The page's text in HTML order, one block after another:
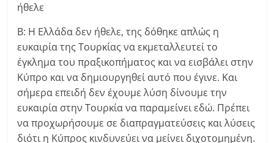
ήθελε
Β: Η Ελλάδα δεν ήθελε, της δόθηκε απλώς η
ευκαιρία της Τουρκίας να εκμεταλλευτεί το
έγκλημα του πραξικοπήματος και να εισβάλει στην
Κύπρο και να δημιουργηθεί αυτό που έγινε. Και
σήμερα επειδή δεν έχουμε λύση δίνουμε την
ευκαιρία στην Τουρκία να παραμείνει εδώ. Πρέπει
να προχωρήσουμε σε διαπραγματεύσεις και λύσεις
διότι η Κύπρος κινδυνεύει να μείνει διχοτομημένη.